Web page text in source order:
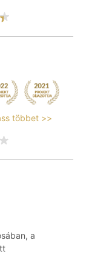
többet >>
a